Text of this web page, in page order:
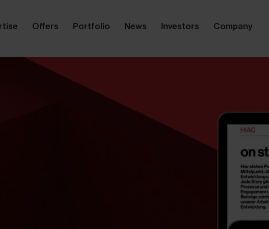
Offers Portfolio News Investors Company